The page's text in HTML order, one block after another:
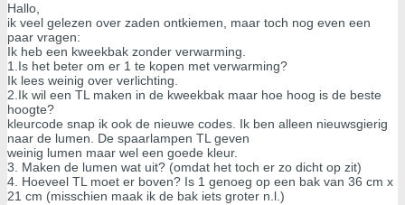
Hallo,
ik veel gelezen over zaden ontkiemen, maar toch nog even een
paar vragen:
Ik heb een kweekbak zonder verwarming.
1.Is het beter om er 1 te kopen met verwarming?
Ik lees weinig over verlichting.
2.Ik wil een TL maken in de kweekbak maar hoe hoog is de beste
hoogte?
kleurcode snap ik ook de nieuwe codes. Ik ben alleen nieuwsgierig
naar de lumen. De spaarlampen TL geven
weinig lumen maar wel een goede kleur.
3. Maken de lumen wat uit? (omdat het toch er zo dicht op zit)
4. Hoeveel TL moet er boven? Is 1 genoeg op een bak van 36 cm x
21 cm (misschien maak ik de bak iets groter n.l.)